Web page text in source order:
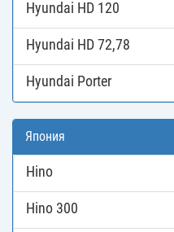
Hyundai HD 120
Hyundai HD 72,78
Hyundai Porter
Япония
Hino
Hino 300